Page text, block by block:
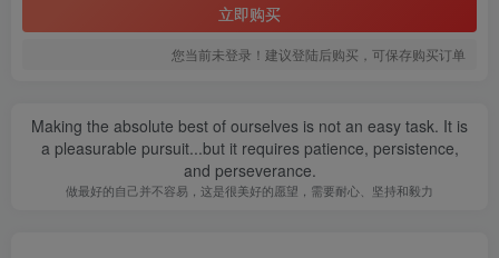
总平面图二
立即购买
您当前未登录！建议登陆后购买，可保存购买订单
Making the absolute best of ourselves is not an easy task. It is
a pleasurable pursuit...but it requires patience, persistence,
and perseverance.
做最好的自己并不容易，这是很美好的愿望，需要耐心、坚持和毅力